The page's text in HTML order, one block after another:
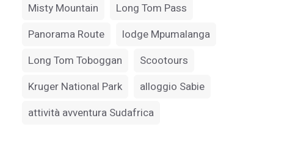
Misty Mountain
Long Tom Pass
Panorama Route
lodge Mpumalanga
Long Tom Toboggan
Scootours
Kruger National Park
alloggio Sabie
attività avventura Sudafrica